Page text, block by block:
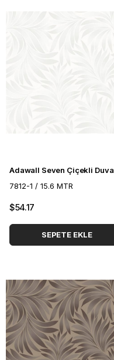
7812-1 / 15.6 MTR
$54.17
SEPETE EKLE